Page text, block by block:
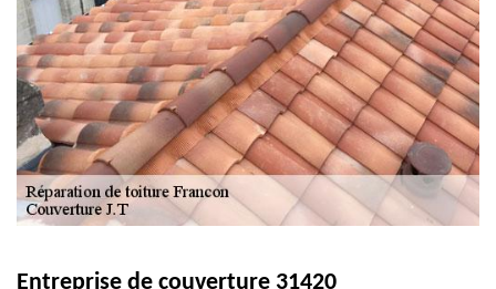
Entreprise de couverture 31420